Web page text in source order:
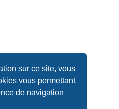
sur ce site, vous
vous permettant
de navigation